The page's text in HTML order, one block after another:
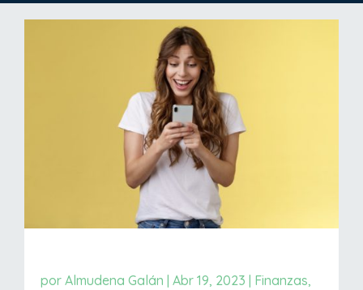
porAlmudena Galán |Abr 19, 2023 Finanzas,